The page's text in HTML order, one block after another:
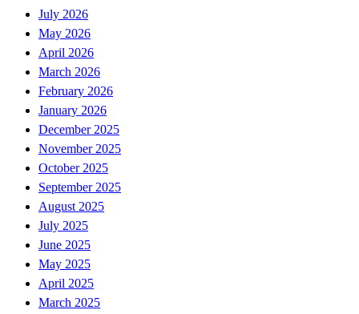
July 2026
May 2026
April 2026
March 2026
February 2026
January 2026
December 2025
November 2025
October 2025
September 2025
August 2025
July 2025
June 2025
May 2025
April 2025
March 2025